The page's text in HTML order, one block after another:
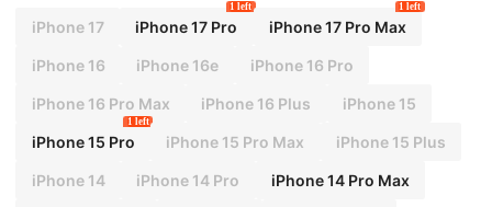
iPhone 17 iPhone 17 Pro
1 left
iPhone 17 Pro Max
1 left
iPhone 16 iPhone 16e iPhone 16 Pro
iPhone 16 Pro Max iPhone 16 Plus iPhone 15
iPhone 15 Pro
1 left
iPhone 15 Pro Max iPhone 15 Plus
iPhone 14 iPhone 14 Pro iPhone 14 Pro Max